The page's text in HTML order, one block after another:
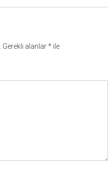
Gerekli alanlar* ile